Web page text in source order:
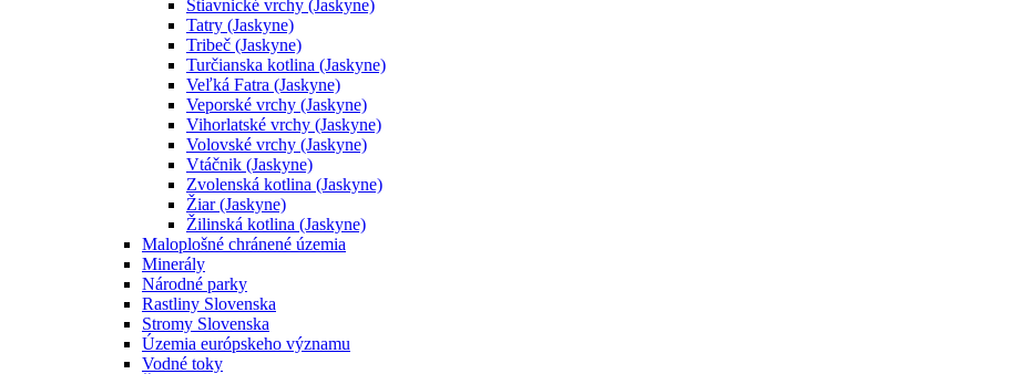
Štiavnické vrchy (Jaskyne)
Tatry (Jaskyne)
Tribeč (Jaskyne)
Turčianska kotlina (Jaskyne)
Veľká Fatra (Jaskyne)
Veporské vrchy (Jaskyne)
Vihorlatské vrchy (Jaskyne)
Volovské vrchy (Jaskyne)
Vtáčnik (Jaskyne)
Zvolenská kotlina (Jaskyne)
Žiar (Jaskyne)
Žilinská kotlina (Jaskyne)
Maloplošné chránené územia
Minerály
Národné parky
Rastliny Slovenska
Stromy Slovenska
Územia európskeho významu
Vodné toky